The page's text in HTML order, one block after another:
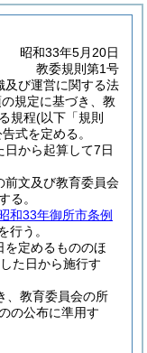
昭和33年5月20日
教委規則第1号
及び運営に関する法
規定に基づき、教
規程(以下「規則
式を定める。
から起算して7日
前文及び教育委員会
る。
和33年御所市条例
行う。
を定めるもののほ
た日から施行す
、教育委員会の所
の公布に準用す